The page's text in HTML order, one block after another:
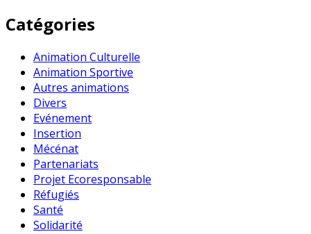
Catégories
Animation Culturelle
Animation Sportive
Autres animations
Divers
Evénement
Insertion
Mécénat
Partenariats
Projet Ecoresponsable
Réfugiés
Santé
Solidarité